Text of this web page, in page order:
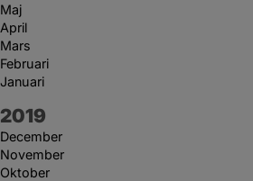
Maj
April
Mars
Februari
Januari
År:
2019
December
November
Oktober